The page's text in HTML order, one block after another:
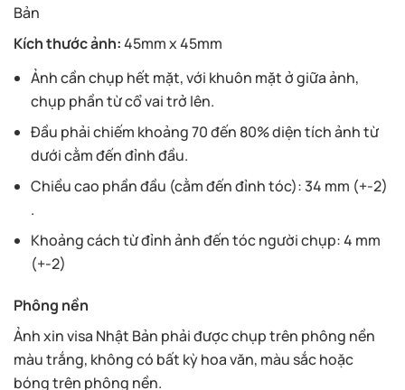
Bản
Kích thước ảnh:45mm x 45mm
Ảnh cần chụp hết mặt, với khuôn mặt ở giữa ảnh,
chụp phần từ cổ vai trở lên.
Đầu phải chiếm khoảng 70 đến 80% diện tích ảnh từ
dưới cằm đến đỉnh đầu.
Chiều cao phần đầu (cằm đến đỉnh tóc): 34 mm (+-2)
.
Khoảng cách từ đỉnh ảnh đến tóc người chụp: 4 mm
(+-2)
Phông nền
Ảnh xin visa Nhật Bản phải được chụp trên phông nền
màu trắng, không có bất kỳ hoa văn, màu sắc hoặc
bóng trên phông nền.